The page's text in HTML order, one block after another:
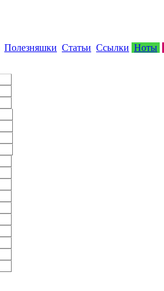
Полезняшки Статьи Ссылки Ноты